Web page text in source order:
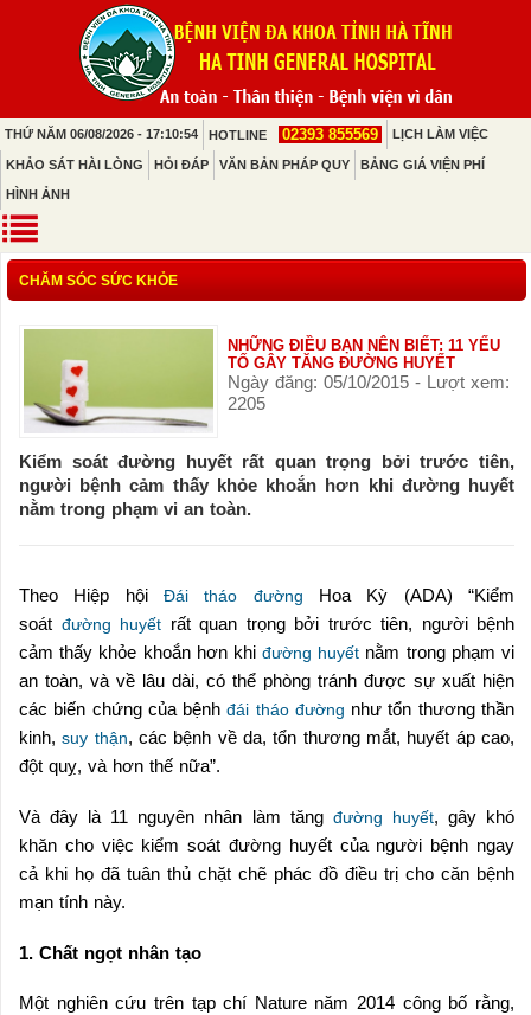
THỨ NĂM 06/08/2026 - 17:10:54 HOTLINE 02393 855569 LỊCH LÀM VIỆC
KHẢO SÁT HÀI LÒNG HỎI ĐÁP VĂN BẢN PHÁP QUY BẢNG GIÁ VIỆN PHÍ
HÌNH ẢNH
CHĂM SÓC SỨC KHỎE
NHỮNG ĐIỀU BẠN NÊN BIẾT: 11 YẾU
TỐ GÂY TĂNG ĐƯỜNG HUYẾT
Ngày đăng: 05/10/2015 - Lượt xem:
2205
Kiểm soát đường huyết rất quan trọng bởi trước tiên,
người bệnh cảm thấy khỏe khoắn hơn khi đường huyết
nằm trong phạm vi an toàn.
Theo Hiệp hội Đái tháo đường Hoa Kỳ (ADA) “Kiểm
soát đường huyết rất quan trọng bởi trước tiên, người bệnh
cảm thấy khỏe khoắn hơn khiđường huyết nằm trong phạm vi
an toàn, và về lâu dài, có thể phòng tránh được sự xuất hiện
các biến chứng của bệnhđái tháo đường như tổn thương thần
kinh,suy thận, các bệnh về da, tổn thương mắt, huyết áp cao,
đột quỵ, và hơn thế nữa”.
Và đây là 11 nguyên nhân làm tăng đường huyết, gây khó
khăn cho việc kiểm soát đường huyết của người bệnh ngay
cả khi họ đã tuân thủ chặt chẽ phác đồ điều trị cho căn bệnh
mạn tính này.
1. Chất ngọt nhân tạo
Một nghiên cứu trên tạp chí Nature năm 2014 công bố rằng,